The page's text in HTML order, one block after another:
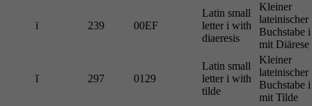
ï 239 00EF
Latin small
letter i with
diaeresis
Kleiner
lateinischer
Buchstabe i
mit Diärese
ĩ 297 0129
Latin small
letter i with
tilde
Kleiner
lateinischer
Buchstabe i
mit Tilde